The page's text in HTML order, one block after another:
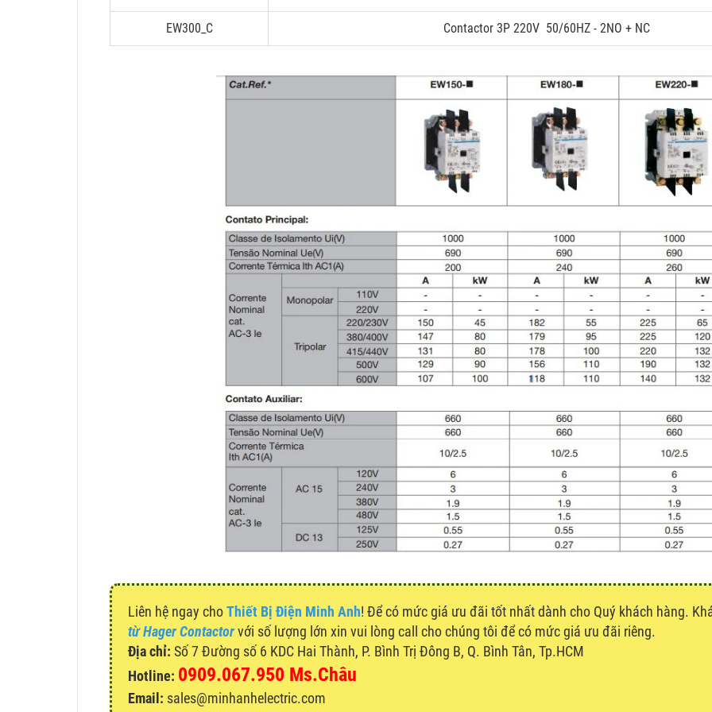
EW300_C Contactor 3P 220V 50/60HZ - 2NO + NC
Liên hệ ngay choThiết Bị Điện Minh Anh! Để có mức giá ưu đãi tốt nhất dành cho Quý khách hàng.
từ Hager Contactorvới số lượng lớn xin vui lòng call cho chúng tôi để có mức giá ưu đãi riêng.
Địa chỉ: Số 7 Đường số 6 KDC Hai Thành, P. Bình Trị Đông B, Q. Bình Tân, Tp.HCM
Hotline: 0909.067.950 Ms.Châu
Email: sales@minhanhelectric.com